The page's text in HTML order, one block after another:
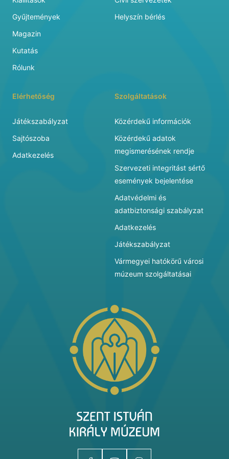
Gyűjtemények
Magazin
Kutatás
Rólunk
Helyszín bérlés
Elérhetőség
Játékszabályzat
Sajtószoba
Adatkezelés
Szolgáltatások
Közérdekű információk
Közérdekű adatok
megismerésének rendje
Szervezeti integritást sértő
események bejelentése
Adatvédelmi és
adatbiztonsági szabályzat
Adatkezelés
Játékszabályzat
Vármegyei hatókörű városi
múzeum szolgáltatásai